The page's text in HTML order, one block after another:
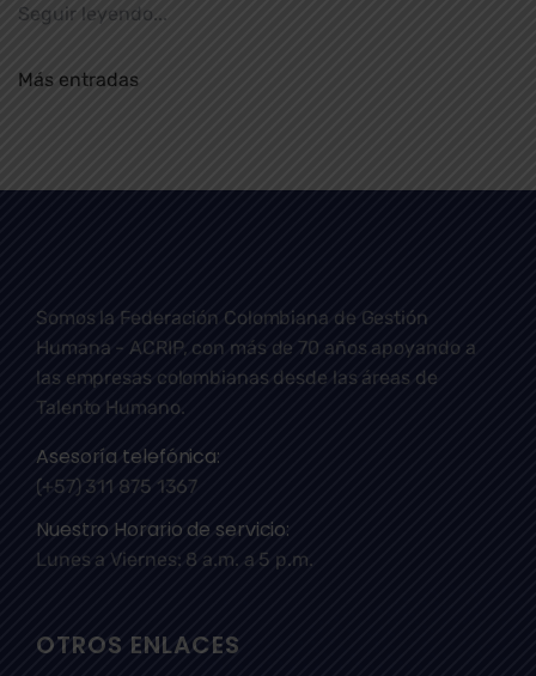
Seguir leyendo...
Más entradas
Somos la Federación Colombiana de Gestión
Humana - ACRIP, con más de 70 años apoyando a
las empresas colombianas desde las áreas de
Talento Humano.
Asesoría telefónica:
(+57) 311 875 1367
Nuestro Horario de servicio:
Lunes a Viernes: 8 a.m. a 5 p.m.
OTROS ENLACES